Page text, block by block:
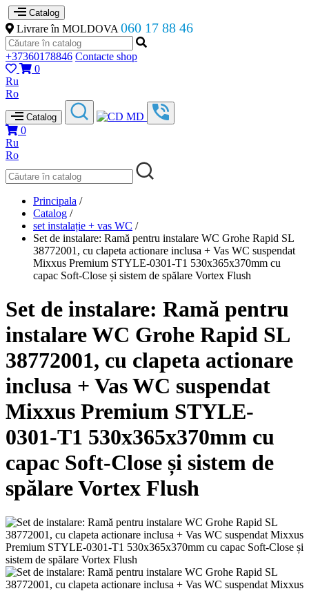
Catalog
Livrare în MOLDOVA 060 17 88 46
+37360178846 Contacte shop
0
Ru
Ro
Catalog
0
Ru
Ro
Principala /
Catalog /
set instalație + vas WC /
Set de instalare: Ramă pentru instalare WC Grohe Rapid SL
38772001, cu clapeta actionare inclusa + Vas WC suspendat
Mixxus Premium STYLE-0301-T1 530х365х370mm cu
capac Soft-Close și sistem de spălare Vortex Flush
Set de instalare: Ramă pentru
instalare WC Grohe Rapid SL
38772001, cu clapeta actionare
inclusa + Vas WC suspendat
Mixxus Premium STYLE-
0301-T1 530х365х370mm cu
capac Soft-Close și sistem de
spălare Vortex Flush